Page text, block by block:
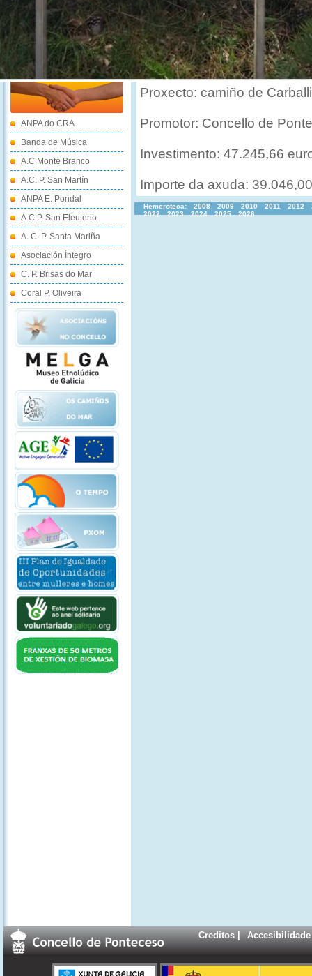
Recursos
Economía
Demografía
ASOCIACIONS
ANPA do CRA
Banda de Música
A.C Monte Branco
A.C. P. San Martín
ANPA E. Pondal
A.C.P. San Eleuterio
A. C. P. Santa Mariña
Asociación Íntegro
C. P. Brisas do Mar
Coral P. Oliveira
Proxecto: camiño de
Promotor: Concello de
Investimento: 47.245,66
Importe da axuda:
Hemeroteca: 2008 2009 2010 2011 2012
2022
2023 2024 2025 2026
Creditos| Accesibilidade